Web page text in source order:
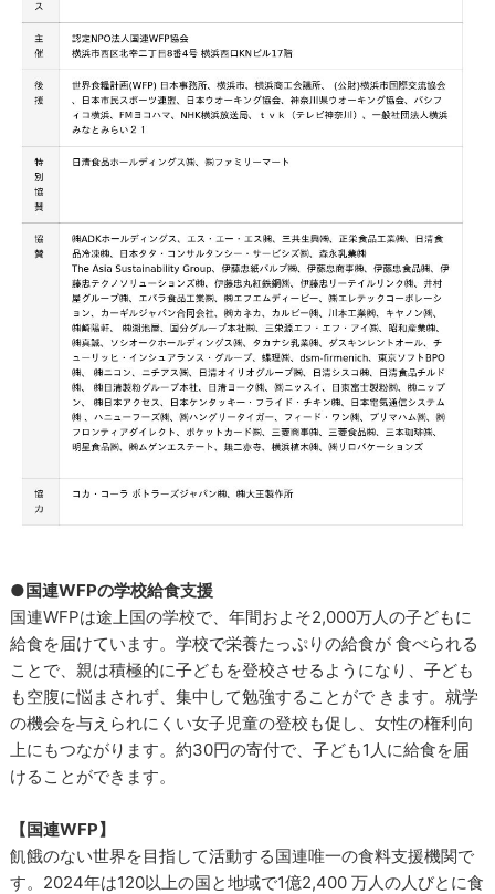
●国連WFPの学校給食支援
国連WFPは途上国の学校で、年間およそ2,000万人の子どもに
給食を届けています。学校で栄養たっぷりの給食が 食べられる
ことで、親は積極的に子どもを登校させるようになり、子ども
も空腹に悩まされず、集中して勉強することがで きます。就学
の機会を与えられにくい女子児童の登校も促し、女性の権利向
上にもつながります。約30円の寄付で、子ども1人に給食を届
けることができます。
【国連WFP】
飢餓のない世界を目指して活動する国連唯一の食料支援機関で
す。2024年は120以上の国と地域で1億2,400 万人の人びとに食